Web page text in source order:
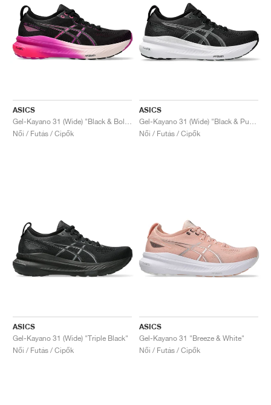
ASICS
Gel-Kayano 31 (Wide) "Black & Bold Magenta"
Női / Futás / Cipők
ASICS
Gel-Kayano 31 (Wide) "Black & Pure Silver"
Női / Futás / Cipők
ASICS
Gel-Kayano 31 (Wide) "Triple Black"
Női / Futás / Cipők
ASICS
Gel-Kayano 31 "Breeze & White"
Női / Futás / Cipők